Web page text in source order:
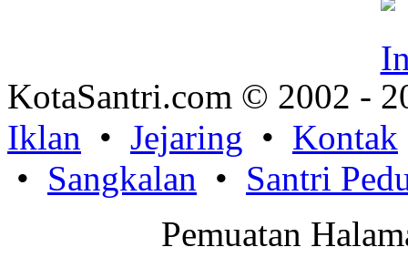
KotaSantri.com © 2002 -
Iklan • Jejaring • Kontak
• Sangkalan • Santri
Pemuatan